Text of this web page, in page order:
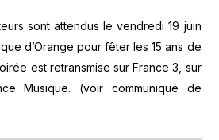
sont attendus le vendredi 19 juin
d’Orange pour fêter les 15 ans de
est retransmise sur France 3, sur
Musique. (voir communiqué de